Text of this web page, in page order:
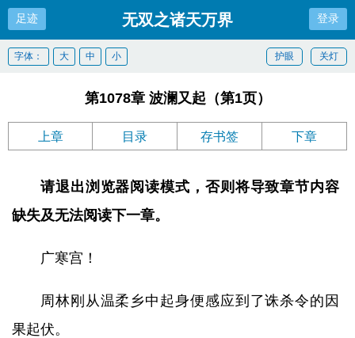
足迹 无双之诸天万界 登录
关灯
护眼
字体： 大 中 小
第1078章 波澜又起（第1页）
上章 目录 存书签 下章
请退出浏览器阅读模式，否则将导致章节内容
缺失及无法阅读下一章。
广寒宫！
周林刚从温柔乡中起身便感应到了诛杀令的因
果起伏。